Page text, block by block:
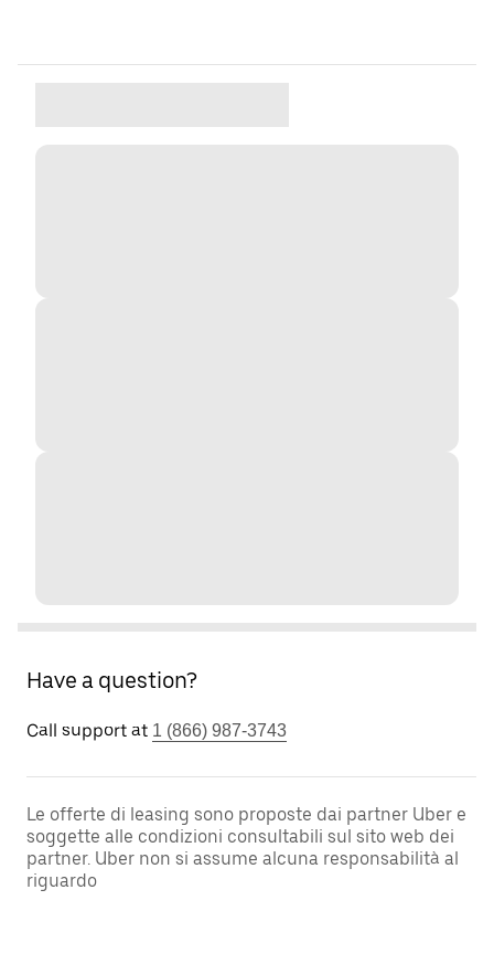
Have a question?
Call support at 1 (866) 987-3743
Le offerte di leasing sono proposte dai partner Uber e
soggette alle condizioni consultabili sul sito web dei
partner. Uber non si assume alcuna responsabilità al
riguardo